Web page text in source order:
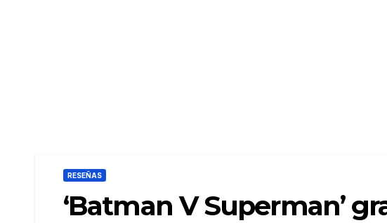
RESEÑAS
‘Batman V Superman’